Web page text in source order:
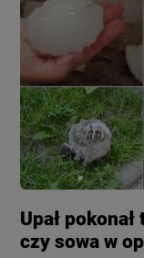
Upał
czy sowa w